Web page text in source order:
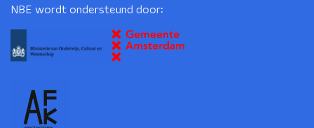
NBE wordt ondersteund door: